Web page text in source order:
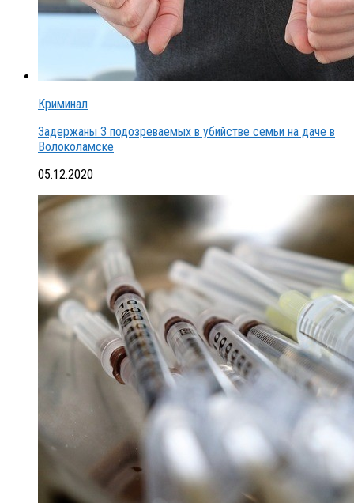
Криминал
Задержаны 3 подозреваемых в убийстве семьи на даче в
Волоколамске
05.12.2020